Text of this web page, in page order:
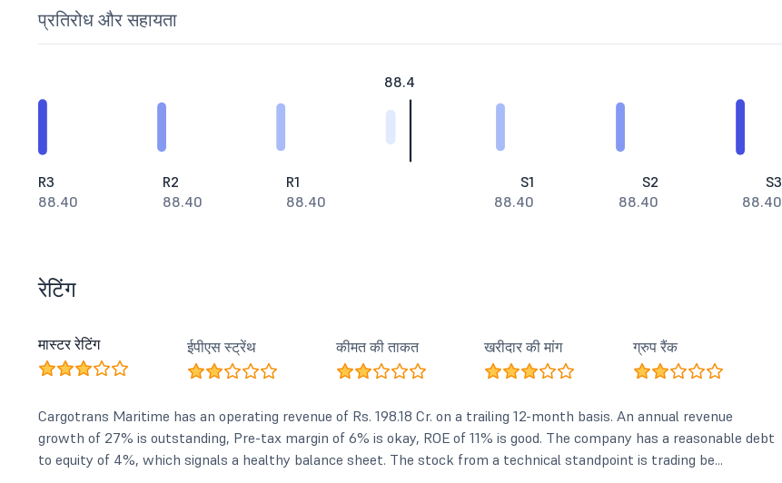
प्रतिरोध और सहायता
88.4
R3
88.40
R2
88.40
R1
88.40
S1
88.40
S2
88.40
S3
88.40
रेटिंग
मास्टर रेटिंग ईपीएस स्ट्रेंथ कीमत की ताकत खरीदार की मांग ग्रुप रैंक
Cargotrans Maritime has an operating revenue of Rs. 198.18 Cr. on a trailing 12-month basis. An annual revenue
growth of 27% is outstanding, Pre-tax margin of 6% is okay, ROE of 11% is good. The company has a reasonable debt
to equity of 4%, which signals a healthy balance sheet. The stock from a technical standpoint is trading be...